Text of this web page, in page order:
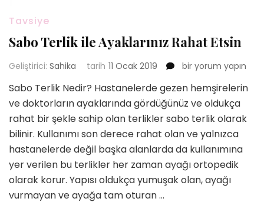
Tavsiye
Sabo Terlik ile Ayaklarınız Rahat Etsin
Geliştirici: Sahika tarih 11 Ocak 2019
Sabo
ile
Ayaklarınız
Rahat
için
bir yorum yapın
Sabo Terlik Nedir? Hastanelerde gezen hemşirelerin
ve doktorların ayaklarında gördüğünüz ve oldukça
rahat bir şekle sahip olan terlikler sabo terlik olarak
bilinir. Kullanımı son derece rahat olan ve yalnızca
hastanelerde değil başka alanlarda da kullanımına
yer verilen bu terlikler her zaman ayağı ortopedik
olarak korur. Yapısı oldukça yumuşak olan, ayağı
vurmayan ve ayağa tam oturan …